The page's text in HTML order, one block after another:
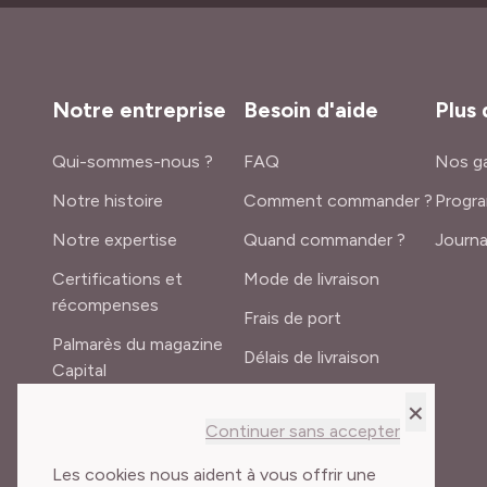
×
Continuer sans accepter
Les cookies nous aident à vous offrir une
Notre entreprise
Qui-sommes-nous ?
Notre histoire
Notre expertise
Certifications et
récompenses
Palmarès du magazine
Capital
Besoin d'aide
FAQ
Comment commander ?
Quand commander ?
Mode de livraison
Frais de port
Délais de livraison
Plus
Nos